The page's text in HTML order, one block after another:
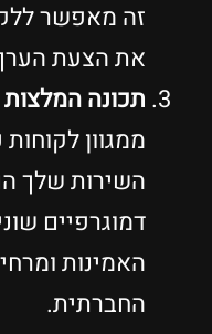
זה מאפשר
את הצעת הערך
תכונה המלצות
ממגוון
השירות שלך
דמוגרפיים
האמינות
החברתית.